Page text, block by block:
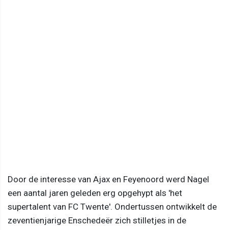
Door de interesse van Ajax en Feyenoord werd Nagel
een aantal jaren geleden erg opgehypt als 'het
supertalent van FC Twente'. Ondertussen ontwikkelt de
zeventienjarige Enschedeër zich stilletjes in de